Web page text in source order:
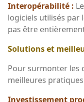
Interopérabilité :
logiciels utilisés par
pas être
Solutions et
Pour surmonter les
meilleures
Investissement